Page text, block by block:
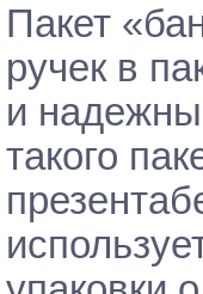
Пакет
ручек в
и
такого